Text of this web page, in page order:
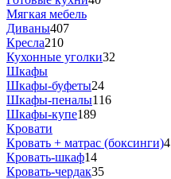
Мягкая мебель
Диваны407
Кресла210
Кухонные уголки32
Шкафы
Шкафы-буфеты24
Шкафы-пеналы116
Шкафы-купе189
Кровати
Кровать + матрас (боксинги)4
Кровать-шкаф14
Кровать-чердак35